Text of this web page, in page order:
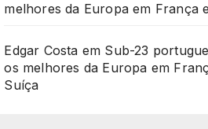
melhores da Europa em França
Edgar Costa em Sub-23
os melhores da Europa em
Suíça